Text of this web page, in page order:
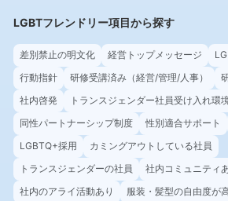
LGBTフレンドリー項目から探す
差別禁止の明文化 経営トップメッセージ
行動指針
研修受講済み（経営/管理/人事）
社内啓発
トランスジェンダー社員受け入れ環
同性パートナーシップ制度
性別適合サポート
LGBTQ+採用
カミングアウトしている社員
トランスジェンダーの社員
社内コミュニティ
社内のアライ活動あり
服装・髪型の自由度が